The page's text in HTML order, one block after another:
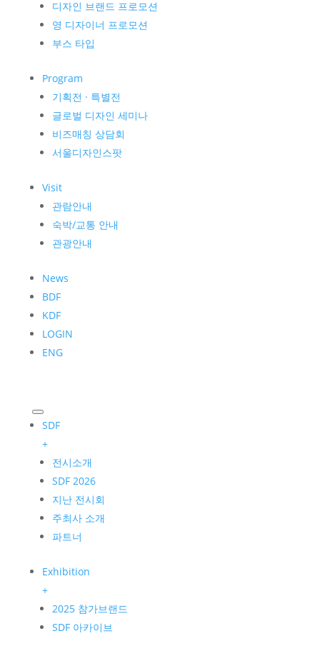
디자인 브랜드 프로모션
영 디자이너 프로모션
부스 타입
Program
기획전 · 특별전
글로벌 디자인 세미나
비즈매칭 상담회
서울디자인스팟
Visit
관람안내
숙박/교통 안내
관광안내
News
BDF
KDF
LOGIN
ENG
SDF
+
전시소개
SDF 2026
지난 전시회
주최사 소개
파트너
Exhibition
+
2025 참가브랜드
SDF 아카이브